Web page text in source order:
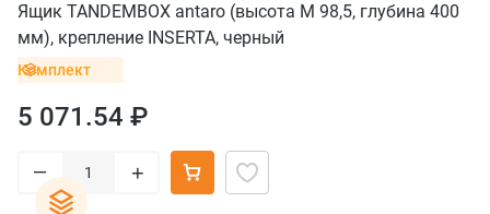
Ящик TANDEMBOX antaro (высота М 98,5, глубина 400
мм), крепление INSERTA, черный
Комплект
5 071.54 ₽
– +